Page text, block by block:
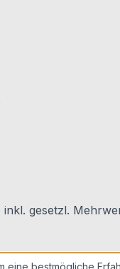
Anhang 5 Zeile
des
inkl. gesetzl.
bestmögliche